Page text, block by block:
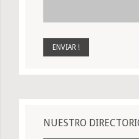
NUESTRO